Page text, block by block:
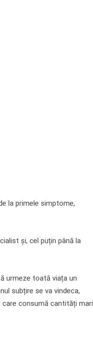
la primele simptome,
și, cel puțin până la
urmeze toată viața un
subțire se va vindeca,
care consumă cantități mari